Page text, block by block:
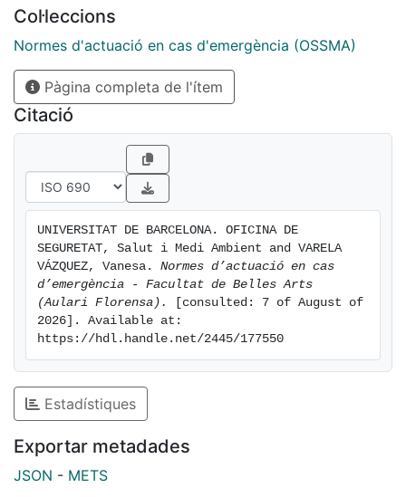
Col·leccions
Normes d'actuació en cas d'emergència (OSSMA)
Pàgina completa de l'ítem
Citació
UNIVERSITAT DE BARCELONA. OFICINA DE
SEGURETAT, Salut i Medi Ambient and VARELA
VÁZQUEZ, Vanesa. Normes d’actuació en cas
d’emergència - Facultat de Belles Arts
(Aulari Florensa).
[consulted: 7 of August of
2026]. Available at:
https://hdl.handle.net/2445/177550
Estadístiques
Exportar metadades
JSON - METS